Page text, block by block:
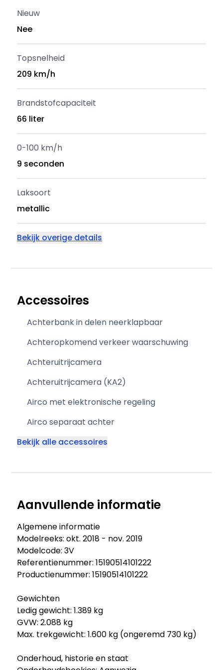
Nieuw
Nee
Topsnelheid
209 km/h
Brandstofcapaciteit
66 liter
0-100 km/h
9 seconden
Laksoort
metallic
Bekijk overige details
Accessoires
Achterbank in delen neerklapbaar
Achteropkomend verkeer waarschuwing
Achteruitrijcamera
Achteruitrijcamera (KA2)
Airco met elektronische regeling
Airco separaat achter
Bekijk alle accessoires
Aanvullende informatie
Algemene informatie
Modelreeks: okt. 2018 - nov. 2019
Modelcode: 3V
Referentienummer: 15190514101222
Productienummer: 15190514101222
Gewichten
Ledig gewicht: 1.389 kg
GVW: 2.088 kg
Max. trekgewicht: 1.600 kg (ongeremd 730 kg)
Onderhoud, historie en staat